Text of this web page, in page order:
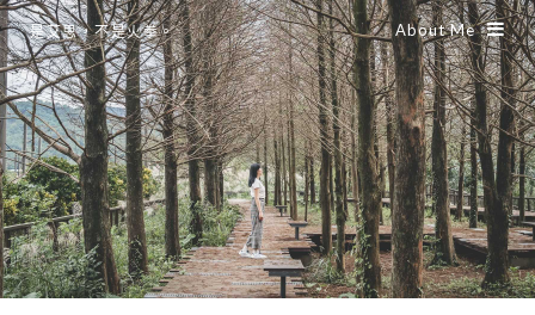
是艾思，不是火拳。 About Me